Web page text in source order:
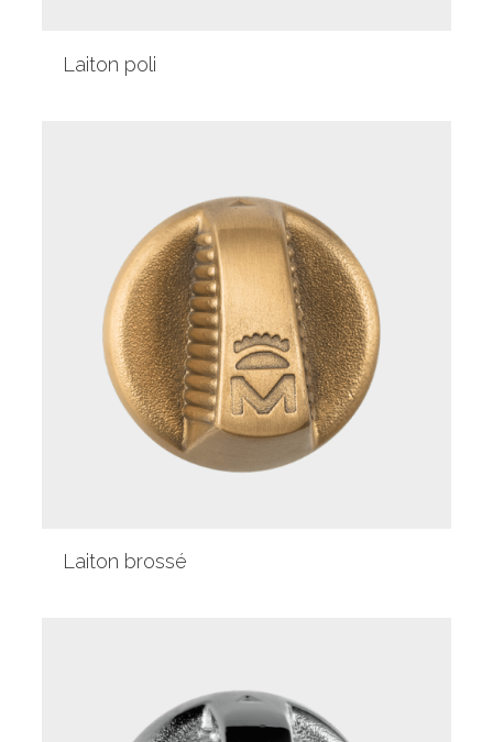
Laiton poli
Laiton brossé